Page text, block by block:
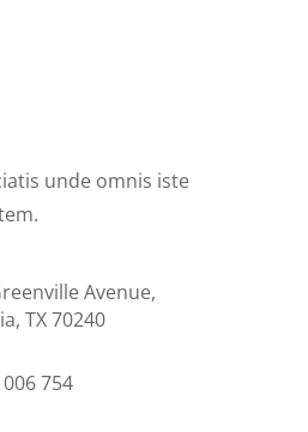
unde omnis iste
Avenue,
TX 70240
754